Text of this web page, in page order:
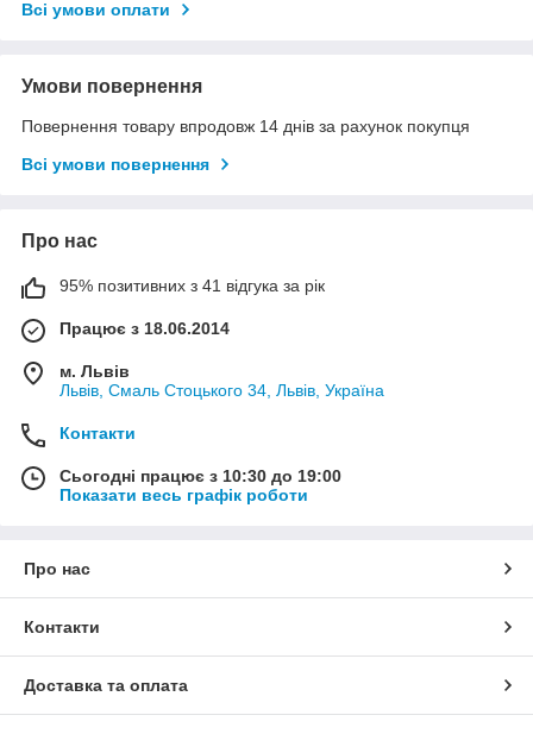
Всі умови оплати
Умови повернення
Повернення товару впродовж 14 днів за рахунок покупця
Всі умови повернення
Про нас
95% позитивних з 41 відгука за рік
Працює з 18.06.2014
м. Львів
Львів, Смаль Стоцького 34, Львів, Україна
Контакти
Сьогодні працює з 10:30 до 19:00
Показати весь графік роботи
Про нас
Контакти
Доставка та оплата